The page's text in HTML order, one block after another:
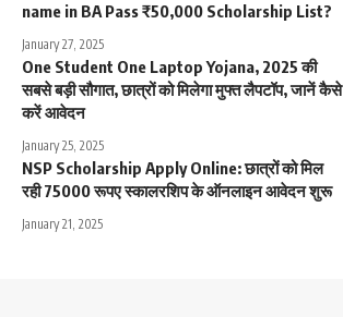
name in BA Pass ₹50,000 Scholarship List?
January 27, 2025
One Student One Laptop Yojana, 2025 की
सबसे बड़ी सौगात, छात्रों को मिलेगा मुफ्त लैपटॉप, जानें कैसे
करें आवेदन
January 25, 2025
NSP Scholarship Apply Online: छात्रों को मिल
रही 75000 रूपए स्कालरशिप के ऑनलाइन आवेदन शुरू
January 21, 2025